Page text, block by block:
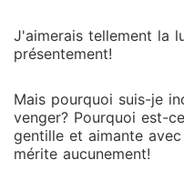
J'aimerais tellement la
présentement!
Mais pourquoi suis-je
venger? Pourquoi est-
gentille et aimante
mérite aucunement!